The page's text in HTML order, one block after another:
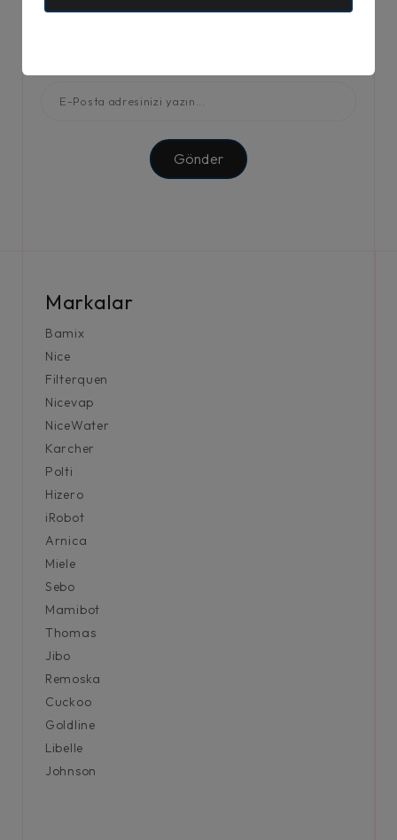
E-Bülten Kayıt
Gönder
Markalar
Bamix
Nice
Filterquen
Nicevap
NiceWater
Karcher
Polti
Hizero
iRobot
Arnica
Miele
Sebo
Mamibot
Thomas
Jibo
Remoska
Cuckoo
Goldline
Libelle
Johnson